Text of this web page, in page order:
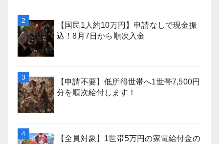
【国民1人約10万円】申請なしで現金振
込！8月7日から順次入金
【申請不要】低所得世帯へ1世帯7,500円
分を順次給付します！
【全員対象】1世帯5万円の家電給付金の